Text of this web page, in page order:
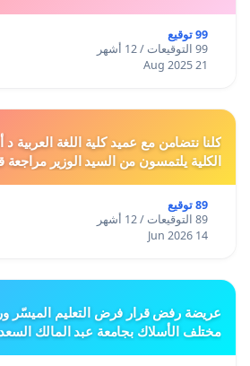
99 توقيع
99 التوقيعات / 12 أشهر
21 Aug 2025
كلنا نتضامن مع عميد كلية اللغة العربية
الكلية يلتمسون من السيد الوزير مراجعة
89 توقيع
89 التوقيعات / 12 أشهر
14 Jun 2026
عريضة رفض قرار فرض التعليم الميسّر
مختلف الأسلاك بجامعة عبد المالك